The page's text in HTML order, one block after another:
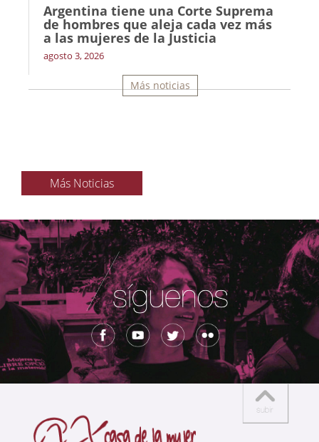
Argentina tiene una Corte Suprema
de hombres que aleja cada vez más
a las mujeres de la Justicia
agosto 3, 2026
Más noticias
Más Noticias